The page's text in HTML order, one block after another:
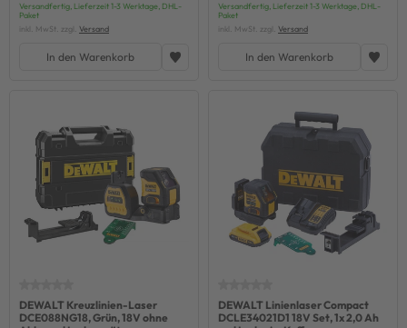
Versandfertig, Lieferzeit 1-3 Werktage, DHL-
Paket
inkl. MwSt. zzgl. Versand
In den Warenkorb
Versandfertig, Lieferzeit 1-3 Werktage, DHL-
Paket
inkl. MwSt. zzgl. Versand
In den Warenkorb
DEWALT Kreuzlinien-Laser
DCE088NG18, Grün, 18V ohne
DEWALT Linienlaser Compact
DCLE34021D1 18V Set, 1x 2,0 Ah